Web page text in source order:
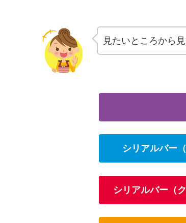
見たいところから
シリアルバー
シリアルバー（